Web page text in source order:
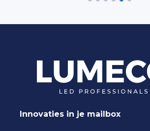
Innovaties in je mailbox